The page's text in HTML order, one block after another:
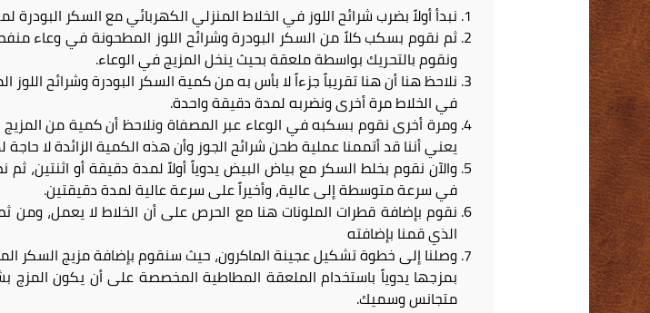
نبدأ أولاً بضرب شرائح اللوز في الخلاط المنزلي الكهربائي مع السكر البودرة
ثم نقوم بسكب كلاً من السكر البودرة وشرائح اللوز المطحونة في وعاء
ونقوم بالتحريك بواسطة ملعقة بحيث ينخل المزيج في الوعاء.
نلاحظ هنا أن هنا تقريباً جزءاً لا بأس به من كمية السكر البودرة وشرائح
في الخلاط مرة أخرى ونضربه لمدة دقيقة واحدة.
يعني أننا قد أتممنا عملية طحن شرائح الجوز وأن هذه الكمية الزائدة لا
والآن نقوم بخلط السكر مع بياض البيض يدوياً أولاً لمدة دقيقة أو
في سرعة متوسطة إلى عالية، وأخيراً على سرعة عالية لمدة دقيقتين.
نقوم بإضافة قطرات الملونات هنا مع الحرص على أن الخلاط لا يعمل، ومن
الذي قمنا بإضافته
وصلنا إلى خطوة تشكيل عجينة الماكرون، حيث سنقوم بإضافة مزيج السكر
بمزجها يدوياً باستخدام الملعقة المطاطية المخصصة على أن يكون المزج
متجانس وسميك.